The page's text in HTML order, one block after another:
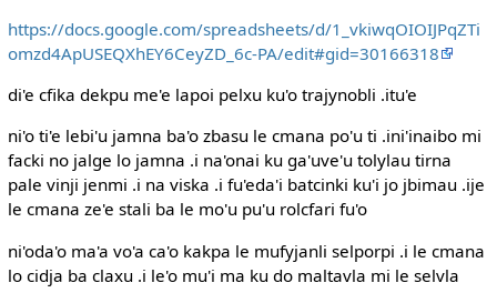
https://docs.google.com/spreadsheets/d/1_vkiwqOIOIJPqZTi
omzd4ApUSEQXhEY6CeyZD_6c-PA/edit#gid=30166318
di'e cfika dekpu me'e lapoi pelxu ku'o trajynobli .itu'e
ni'o ti'e lebi'u jamna ba'o zbasu le cmana po'u ti .ini'inaibo mi
facki no jalge lo jamna .i na'onai ku ga'uve'u tolylau tirna
pale vinji jenmi .i na viska .i fu'eda'i batcinki ku'i jo jbimau .ije
le cmana ze'e stali ba le mo'u pu'u rolcfari fu'o
ni'oda'o ma'a vo'a ca'o kakpa le mufyjanli selporpi .i le cmana
lo cidja ba claxu .i le'o mu'i ma ku do maltavla mi le selvla